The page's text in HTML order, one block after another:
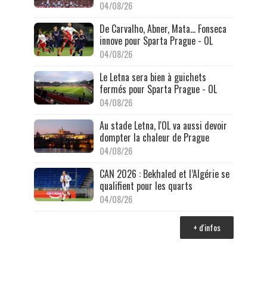
04/08/26
De Carvalho, Abner, Mata… Fonseca
innove pour Sparta Prague - OL
04/08/26
Le Letna sera bien à guichets
fermés pour Sparta Prague - OL
04/08/26
Au stade Letna, l'OL va aussi devoir
dompter la chaleur de Prague
04/08/26
CAN 2026 : Bekhaled et l’Algérie se
qualifient pour les quarts
04/08/26
+ d'infos